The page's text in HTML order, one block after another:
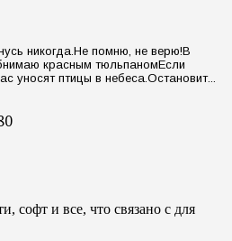
никогда.Не помню, не верю!В
красным тюльпаномЕсли
уносят птицы в небеса.Остановит...
софт и все, что связано с для